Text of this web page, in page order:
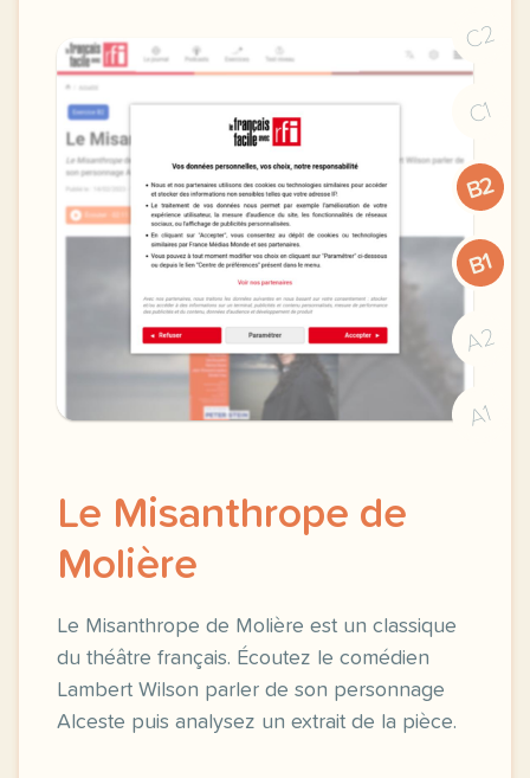
C2
C1
B2
B1
A2
A1
Le Misanthrope de
Molière
Le Misanthrope de Molière est un classique
du théâtre français. Écoutez le comédien
Lambert Wilson parler de son personnage
Alceste puis analysez un extrait de la pièce.